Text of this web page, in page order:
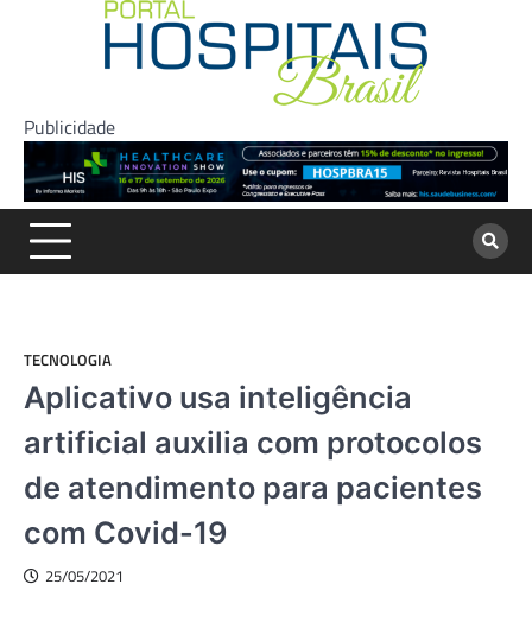
Publicidade
TECNOLOGIA
Aplicativo usa inteligência
artificial auxilia com protocolos
de atendimento para pacientes
com Covid-19
25/05/2021